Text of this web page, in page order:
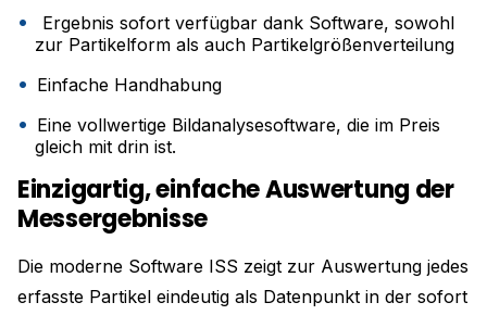
Ergebnis sofort verfügbar dank Software, sowohl
zur Partikelform als auch Partikelgrößenverteilung
Einfache Handhabung
Eine vollwertige Bildanalysesoftware, die im Preis
gleich mit drin ist.
Einzigartig, einfache Auswertung der
Messergebnisse
Die moderne Software ISS zeigt zur Auswertung jedes
erfasste Partikel eindeutig als Datenpunkt in der sofort